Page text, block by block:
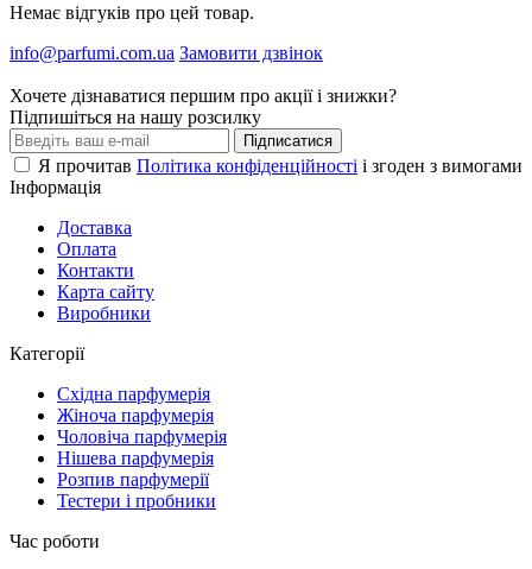
Немає відгуків про цей товар.
info@parfumi.com.ua Замовити дзвінок
Хочете дізнаватися першим про акції і знижки?
Підпишіться на нашу розсилку
Підписатися
Я прочитав Політика конфіденційності і згоден з вимогами
Інформація
Доставка
Оплата
Контакти
Карта сайту
Виробники
Категорії
Східна парфумерія
Жіноча парфумерія
Чоловіча парфумерія
Нішева парфумерія
Розпив парфумерії
Тестери і пробники
Час роботи